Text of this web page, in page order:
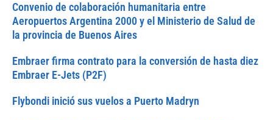
Convenio de colaboración humanitaria entre
Aeropuertos Argentina 2000 y el Ministerio de Salud de
la provincia de Buenos Aires
Embraer firma contrato para la conversión de hasta diez
Embraer E-Jets (P2F)
Flybondi inició sus vuelos a Puerto Madryn